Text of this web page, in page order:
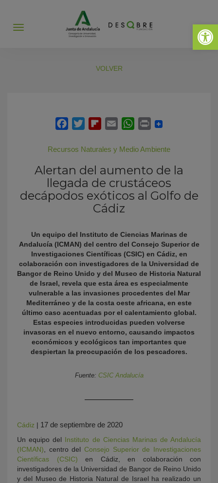
Abrir
Abrir
VOLVER
Recursos Naturales y Medio Ambiente
Alertan del aumento de la
llegada de crustáceos
decápodos exóticos al Golfo de
Cádiz
Un equipo del Instituto de Ciencias Marinas de
Andalucía (ICMAN) del centro del Consejo Superior de
Investigaciones Científicas (CSIC) en Cádiz, en
colaboración con investigadores de la Universidad de
Bangor de Reino Unido y del Museo de Historia Natural
de Israel, revela que esta área es especialmente
vulnerable a las invasiones procedentes del Mar
Mediterráneo y de la costa oeste africana, en este
último caso acentuadas por el calentamiento global.
Estas especies introducidas pueden volverse
invasoras en el nuevo entorno, causando impactos
económicos y ecológicos tan importantes que
despiertan la preocupación de los pescadores.
Fuente: CSIC Andalucía
Cádiz | 17 de septiembre de 2020
Un equipo del Instituto de Ciencias Marinas de Andalucía
(ICMAN) , centro del Consejo Superior de Investigaciones
Científicas (CSIC) en Cádiz, en colaboración con
investigadores de la Universidad de Bangor de Reino Unido
y del Museo de Historia Natural de Israel ha realizado un